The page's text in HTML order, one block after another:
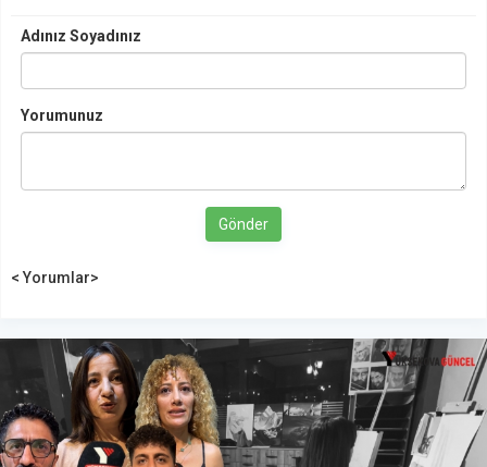
Adınız Soyadınız
Yorumunuz
Gönder
< Yorumlar>